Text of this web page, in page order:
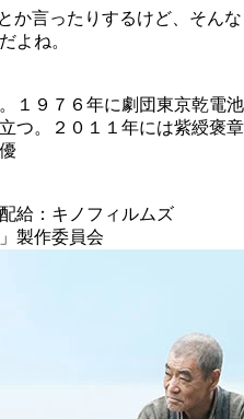
言ったりするけど、そんな
よね。
１９７６年に劇団東京乾電池
つ。２０１１年には紫綬褒章
給：キノフィルムズ
製作委員会